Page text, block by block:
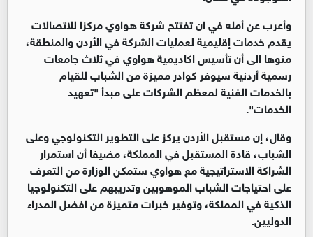
وأعرب عن أمله في ان تفتتح شركة هواوي مركزا للاتصالات
يقدم خدمات إقليمية لعمليات الشركة في الأردن والمنطقة،
منوها الى أن تأسيس اكاديمية هواوي في ثلاث جامعات
رسمية أردنية سيوفر كوادر مميزة من الشباب للقيام
بالخدمات الفنية لمعظم الشركات على مبدأ "تعهيد
الخدمات".
وقال، إن مستقبل الأردن يركز على التطوير التكنولوجي وعلى
الشباب، قادة المستقبل في المملكة، مضيفا أن استمرار
الشراكة الاستراتيجية مع هواوي ستمكن الوزارة من التعرف
على احتياجات الشباب الموهوبين وتدريبهم على التكنولوجيا
الذكية في المملكة، وتوفير خبرات متميزة من افضل المدراء
الدوليين.